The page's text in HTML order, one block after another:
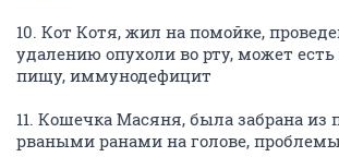
10. Кот Котя, жил на помойке,
удалению опухоли во рту, может
пищу, иммунодефицит
11. Кошечка Масяня, была забрана из
рваными ранами на голове,